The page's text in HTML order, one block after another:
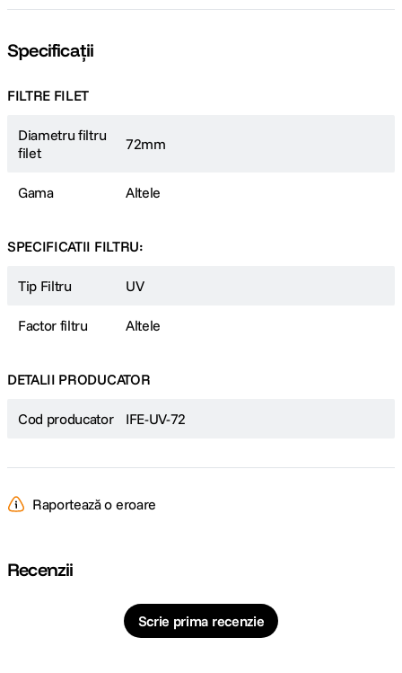
Specificații
FILTRE FILET
Diametru filtru
filet
72mm
Gama Altele
SPECIFICATII FILTRU:
Tip Filtru UV
Factor filtru Altele
DETALII PRODUCATOR
Cod producator IFE-UV-72
Raportează o eroare
Recenzii
Scrie prima recenzie